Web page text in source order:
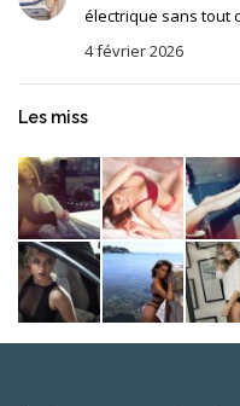
électrique sans tout
4 février 2026
Les miss